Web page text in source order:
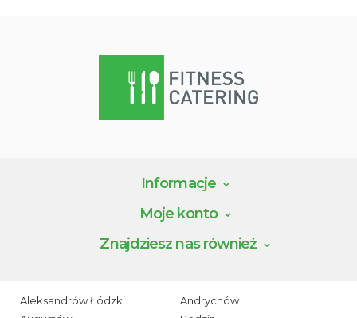
Informacje
Moje konto
Znajdziesz nas również
Aleksandrów Łódzki
Andrychów